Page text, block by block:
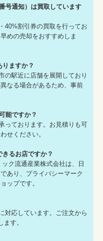
号通知）は買取しています
40%割引券の買取を行ってお
めの売却をおすすめしま
ますか？
の駅近に店舗を展開しており
なる場合があるため、事前
能ですか？
っております。お見積りも可
せください。
るお店ですか？
ク流通産業株式会社は、日
あり、プライバシーマーク
ップです。
対応しています。ご注文から
す。